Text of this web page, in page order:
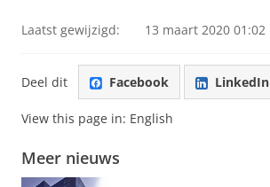
Laatst gewijzigd: 13 maart 2020 01:02
Deel dit Facebook LinkedIn
View this page in: English
Meer nieuws